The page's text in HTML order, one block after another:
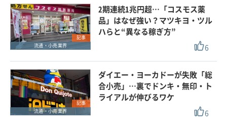
記事
流通・小売業界
2期連続1兆円超…「コスモス薬
品」はなぜ強い？マツキヨ・ツル
ハらと“異なる稼ぎ方”
6
記事
流通・小売業界
ダイエー・ヨーカドーが失敗「総
合小売」…裏でドンキ・無印・ト
ライアルが伸びるワケ
6